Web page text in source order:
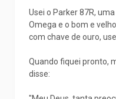
Usei o Parker 87R,
Omega e o bom e
com chave de ouro,
Quando fiquei pronto,
disse: